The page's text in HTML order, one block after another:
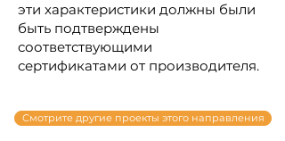
эти характеристики должны были
быть подтверждены
соответствующими
сертификатами от производителя.
Смотрите другие проекты этого направления